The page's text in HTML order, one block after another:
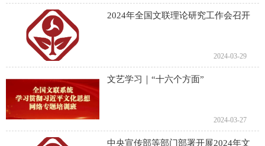
2024年全国文联理论研究工作会召开
2024-03-29
文艺学习｜“十六个方面”
2024-03-27
中央宣传部等部门部署开展2024年文